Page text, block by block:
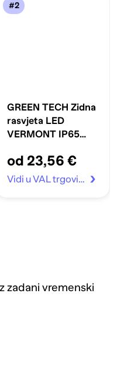
#2
GREEN TECH Zidna
rasvjeta LED
VERMONT IP65
od 23,56 €
Vidi u VAL trgovina
zadani vremenski